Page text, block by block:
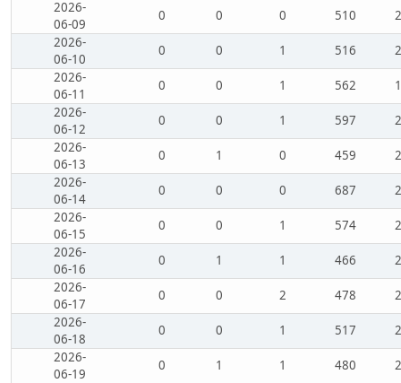
2026-
06-09
0 0 0 510
2026-
06-10
0 0 1 516
2026-
06-11
0 0 1 562
2026-
06-12
0 0 1 597
2026-
06-13
0 1 0 459
2026-
06-14
0 0 0 687
2026-
06-15
0 0 1 574
2026-
06-16
0 1 1 466
2026-
06-17
0 0 2 478
2026-
06-18
0 0 1 517
2026-
06-19
0 1 1 480